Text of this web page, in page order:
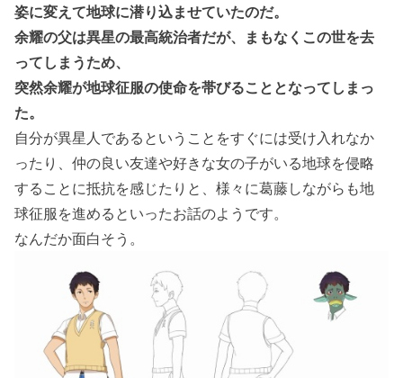
姿に変えて地球に潜り込ませていたのだ。
余耀の父は異星の最高統治者だが、まもなくこの世を去
ってしまうため、
突然余耀が地球征服の使命を帯びることとなってしまっ
た。
自分が異星人であるということをすぐには受け入れなか
ったり、仲の良い友達や好きな女の子がいる地球を侵略
することに抵抗を感じたりと、様々に葛藤しながらも地
球征服を進めるといったお話のようです。
なんだか面白そう。